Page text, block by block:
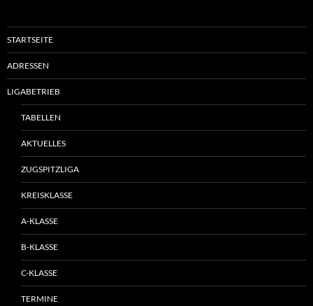
STARTSEITE
ADRESSEN
LIGABETRIEB
TABELLEN
AKTUELLES
ZUGSPITZLIGA
KREISKLASSE
A-KLASSE
B-KLASSE
C-KLASSE
TERMINE